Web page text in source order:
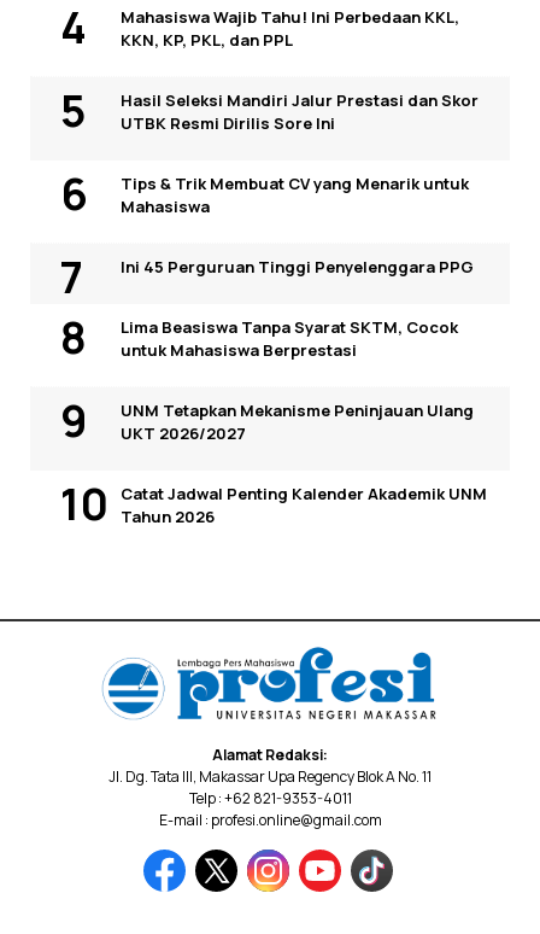
Mahasiswa Wajib Tahu! Ini Perbedaan KKL,
KKN, KP, PKL, dan PPL
Hasil Seleksi Mandiri Jalur Prestasi dan Skor
UTBK Resmi Dirilis Sore Ini
Tips & Trik Membuat CV yang Menarik untuk
Mahasiswa
Ini 45 Perguruan Tinggi Penyelenggara PPG
Lima Beasiswa Tanpa Syarat SKTM, Cocok
untuk Mahasiswa Berprestasi
UNM Tetapkan Mekanisme Peninjauan Ulang
UKT 2026/2027
Catat Jadwal Penting Kalender Akademik UNM
Tahun 2026
Alamat Redaksi:
Jl. Dg. Tata III, Makassar Upa Regency Blok A No. 11
Telp : +62 821-9353-4011
E-mail : profesi.online@gmail.com